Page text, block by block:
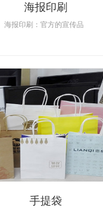
海报印刷
海报印刷：官方的宣传品
手提袋